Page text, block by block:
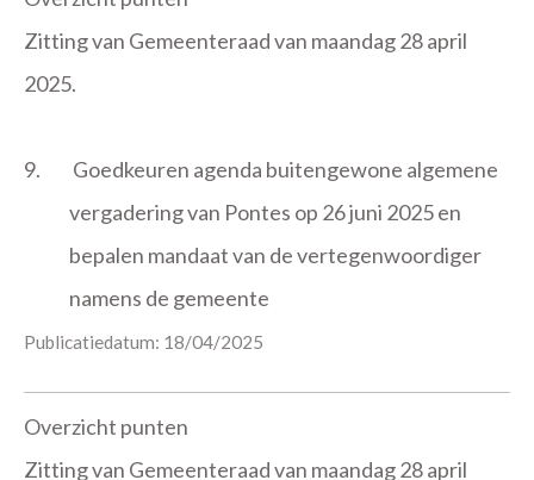
Zitting van Gemeenteraad van maandag 28 april
2025.
9.
Goedkeuren agenda buitengewone algemene
vergadering van Pontes op 26 juni 2025 en
bepalen mandaat van de vertegenwoordiger
namens de gemeente
Publicatiedatum: 18/04/2025
Overzicht punten
Zitting van Gemeenteraad van maandag 28 april